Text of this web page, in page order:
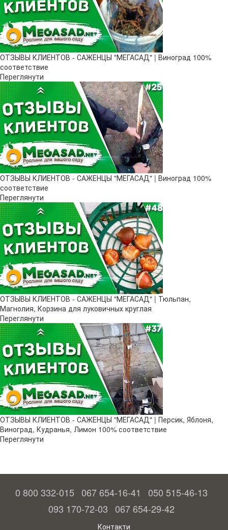
ОТЗЫВЫ КЛИЕНТОВ - САЖЕНЦЫ "МЕГАСАД" | Виноград 100%
соответствие
Переглянути
ОТЗЫВЫ КЛИЕНТОВ - САЖЕНЦЫ "МЕГАСАД" | Виноград 100%
соответствие
Переглянути
ОТЗЫВЫ КЛИЕНТОВ - САЖЕНЦЫ "МЕГАСАД" | Тюльпан,
Магнолия, Корзина для луковичных круглая
Переглянути
ОТЗЫВЫ КЛИЕНТОВ - САЖЕНЦЫ "МЕГАСАД" | Персик, Яблоня,
Виноград, Кудранья, Лимон 100% соответствие
Переглянути
0 800 332-015 067 654-16-41
050 515-46-13
093 170-72-03 067 654-29-42
Контакти